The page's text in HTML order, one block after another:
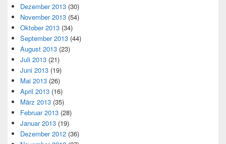
Dezember 2013 (30)
November 2013 (54)
Oktober 2013 (34)
September 2013 (44)
August 2013 (23)
Juli 2013 (21)
Juni 2013 (19)
Mai 2013 (26)
April 2013 (16)
März 2013 (35)
Februar 2013 (28)
Januar 2013 (19)
Dezember 2012 (36)